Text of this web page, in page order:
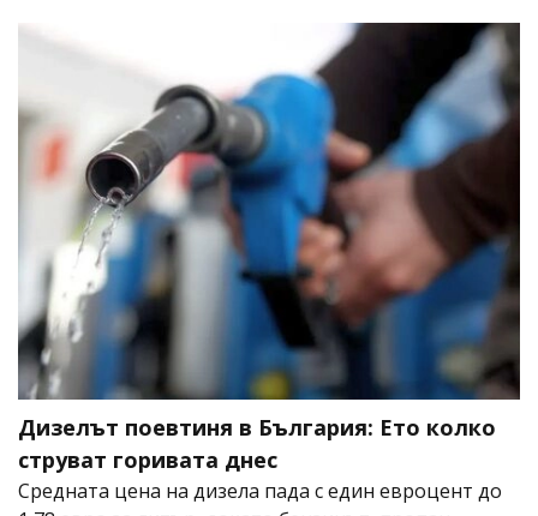
Дизелът поевтиня в България: Ето колко
струват горивата днес
Средната цена на дизела пада с един евроцент до